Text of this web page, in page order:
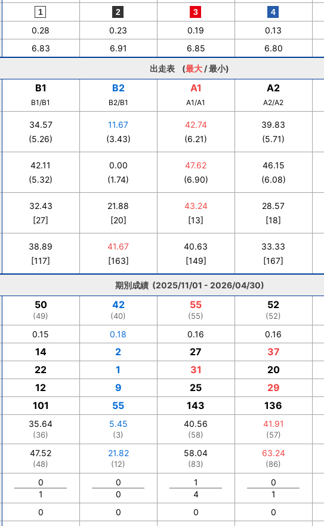
0.28 0.23 0.19 0.13
6.83 6.91 6.85 6.80
出走表 (最大 /最小)
B1
B1/B1
B2
B2/B1
A1
A1/A1
A2
A2/A2
34.57
(5.26)
11.67
(3.43)
42.74
(6.21)
39.83
(5.71)
42.11
(5.32)
0.00
(1.74)
47.62
(6.90)
46.15
(6.08)
32.43
[27]
21.88
[20]
43.24
[13]
28.57
[18]
38.89
[117]
41.67
[163]
40.63
[149]
33.33
[167]
期別成績 (2025/11/01 - 2026/04/30)
50
(49)
42
(40)
55
(55)
52
(52)
0.15 0.18 0.16 0.16
14 2 27 37
22 1 31 20
12 9 25 29
101 55 143 136
35.64
(36)
5.45
(3)
40.56
(58)
41.91
(57)
47.52
(48)
21.82
(12)
58.04
(83)
63.24
(86)
0
1
0
0
1
4
0
1
0 0 0 0